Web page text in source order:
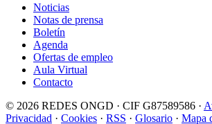
Noticias
Notas de prensa
Boletín
Agenda
Ofertas de empleo
Aula Virtual
Contacto
© 2026 REDES ONGD · CIF G87589586 ·
Privacidad · Cookies · RSS · Glosario · Mapa